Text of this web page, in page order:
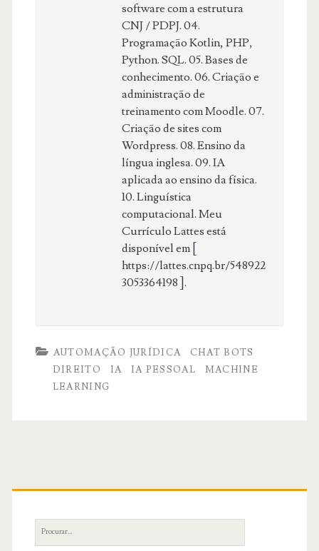
software com a estrutura
CNJ / PDPJ. 04.
Programação Kotlin, PHP,
Python. SQL. 05. Bases de
conhecimento. 06. Criação e
administração de
treinamento com Moodle. 07.
Criação de sites com
Wordpress. 08. Ensino da
língua inglesa. 09. IA
aplicada ao ensino da física.
10. Linguística
computacional. Meu
Currículo Lattes está
disponível em [
https://lattes.cnpq.br/548922
3053364198 ].
AUTOMAÇÃO JURÍDICA
CHAT BOTS
DIREITO
IA IA PESSOAL
MACHINE
LEARNING
Primary
Sidebar
Search
for: